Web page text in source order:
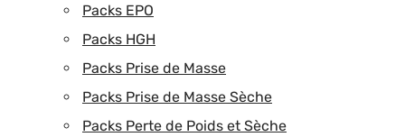
Packs EPO
Packs HGH
Packs Prise de Masse
Packs Prise de Masse Sèche
Packs Perte de Poids et Sèche